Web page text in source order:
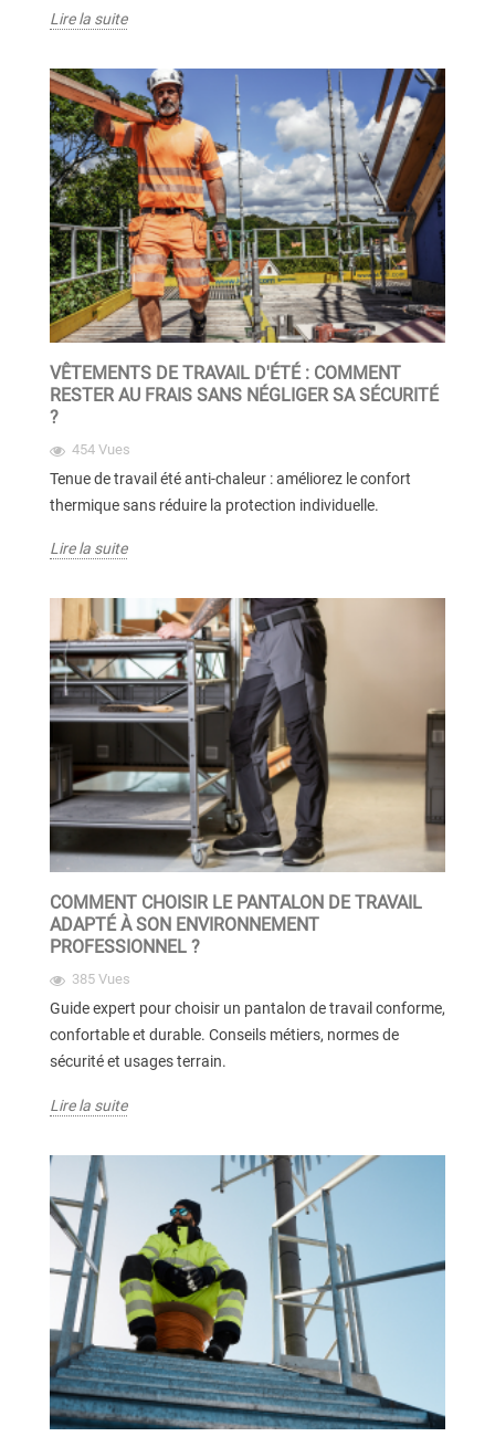
Lire la suite
VÊTEMENTS DE TRAVAIL D'ÉTÉ : COMMENT
RESTER AU FRAIS SANS NÉGLIGER SA SÉCURITÉ
?
454 Vues
Tenue de travail été anti-chaleur : améliorez le confort
thermique sans réduire la protection individuelle.
Lire la suite
COMMENT CHOISIR LE PANTALON DE TRAVAIL
ADAPTÉ À SON ENVIRONNEMENT
PROFESSIONNEL ?
385 Vues
Guide expert pour choisir un pantalon de travail conforme,
confortable et durable. Conseils métiers, normes de
sécurité et usages terrain.
Lire la suite